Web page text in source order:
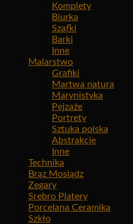
Komplety
Biurka
Szafki
Barki
Inne
Malarstwo
Grafiki
Martwa natura
Marynistyka
Pejzaże
Portrety
Sztuka polska
Abstrakcje
Inne
Technika
Brąz Mosiądz
Zegary
Srebro Platery
Porcelana Ceramika
Szkło